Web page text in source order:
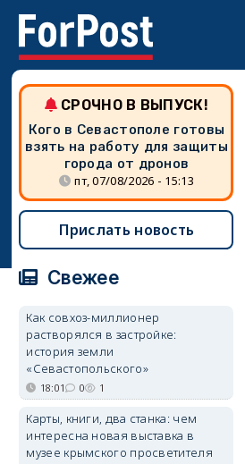
СРОЧНО В ВЫПУСК!
Кого в Севастополе готовы
взять на работу для защиты
города от дронов
пт, 07/08/2026 - 15:13
Прислать новость
Свежее
Как совхоз-миллионер
растворялся в застройке:
история земли
«Севастопольского»
18:01 0 1
Карты, книги, два станка: чем
интересна новая выставка в
музее крымского просветителя